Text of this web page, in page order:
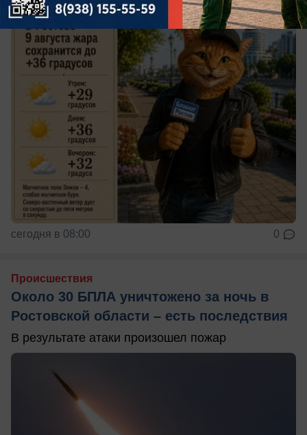
сегодня в 08:00 0
Происшествия
Около 30 БПЛА уничтожено за ночь в
Ростовской области – есть последствия
В результате атаки произошел пожар